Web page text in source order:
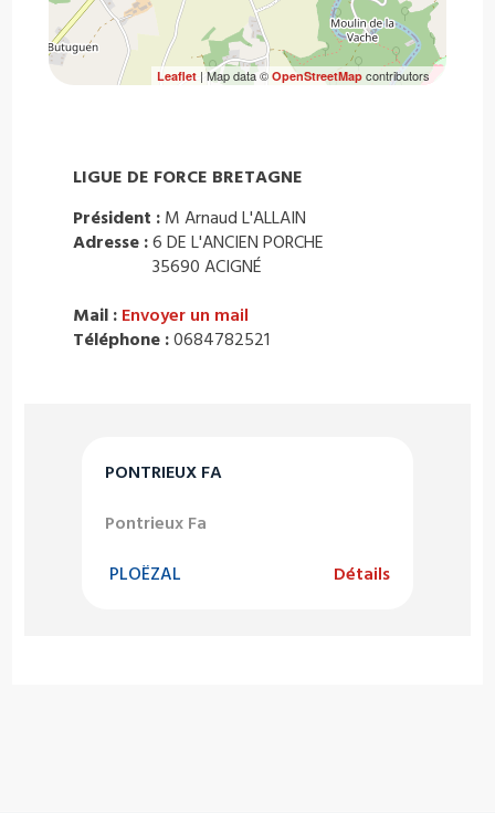
PONTRIEUX FA
Pontrieux Fa
PLOËZAL Détails
Leaflet| Map data © OpenStreetMapcontributors
LIGUE DE FORCE BRETAGNE
Président : M Arnaud L'ALLAIN
Adresse :6 DE L'ANCIEN PORCHE
35690 ACIGNÉ
Mail : Envoyer un mail
Téléphone :0684782521